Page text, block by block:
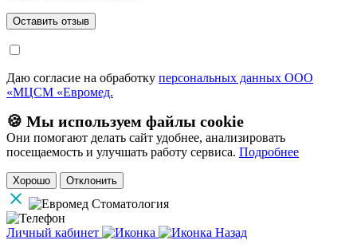
Даю согласие на обработку персональных данных ООО
«МЦСМ «Евромед.
🍪 Мы используем файлы cookie
Они помогают делать сайт удобнее, анализировать
посещаемость и улучшать работу сервиса. Подробнее
Хорошо Отклонить
Личный кабинет
Назад